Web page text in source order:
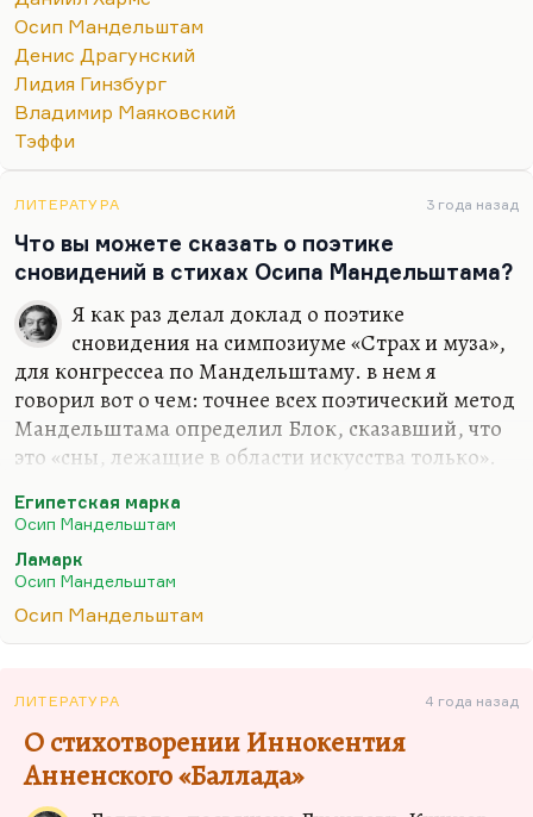
выражался во множестве компульсий. Да, это
прерогатива людей, тонко чувствующих мир. Это
особенность людей, у которых с миром более
тонкая связь. Я так думаю. Или, может быть, это
вариант сюжетостроения: человек защищается от
сути мира, придумывая себе ритуалы. Значит, он
интуитивно.
Вообще, компульсии – это такие конвульсии духа
всегда. Я…
Осип Мандельштам
Денис Драгунский
Лидия Гинзбург
Владимир Маяковский
Тэффи
ЛИТЕРАТУРА 3 года назад
Что вы можете сказать о поэтике
сновидений в стихах Осипа Мандельштама?
Я как раз делал доклад о поэтике
сновидения на симпозиуме «Страх и муза»,
для конгрессеа по Мандельштаму. в нем я
говорил вот о чем: точнее всех поэтический метод
Мандельштама определил Блок, сказавший, что
это «сны, лежащие в области искусства только».
бы здесь впадать в такое романтическое бла-бла-
бла, говоря о прелести сновидения. Лучшие
зрелые стихи Мандельштама — это сны,
увиденные по мотивам мировой культуры.
«Ламарк» — страшный сон, в котором герой
насекомых с наливными рюмочками глаз. Это,
конечно, страшный сон — «у кого зеленая
могила, красное дыханье,…
Египетская марка
Осип Мандельштам
Ламарк
Осип Мандельштам
Осип Мандельштам
ЛИТЕРАТУРА 4 года назад
О стихотворении Иннокентия
Анненского «Баллада»